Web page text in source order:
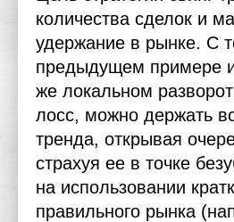
количества сделок и
удержание в рынке. С
предыдущем примере
же локальном
лосс, можно держать
тренда, открывая
страхуя ее в точке
на использовании
правильного рынка